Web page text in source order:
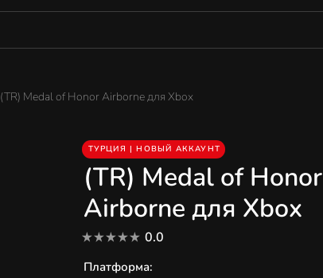
(TR) Medal of Honor Airborne для Xbox
ТУРЦИЯ | НОВЫЙ АККАУНТ
(TR) Medal of Honor
Airborne для Xbox
0.0
Платформа: